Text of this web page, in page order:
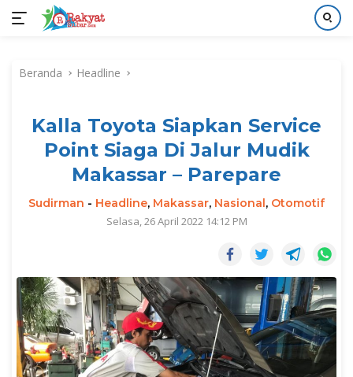
kontenBeranda Headline
Kalla Toyota Siapkan Service
Point Siaga Di Jalur Mudik
Makassar – Parepare
Sudirman - Headline, Makassar, Nasional, Otomotif
Selasa, 26 April 2022 14:12 PM